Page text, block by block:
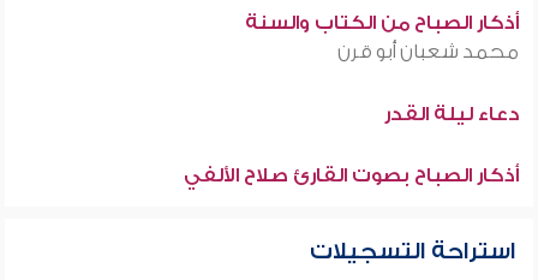
أذكار الصباح من الكتاب والسنة
محمد شعبان أبو قرن
دعاء ليلة القدر
أذكار الصباح بصوت القارئ صلاح الألفي
استراحة التسجيلات